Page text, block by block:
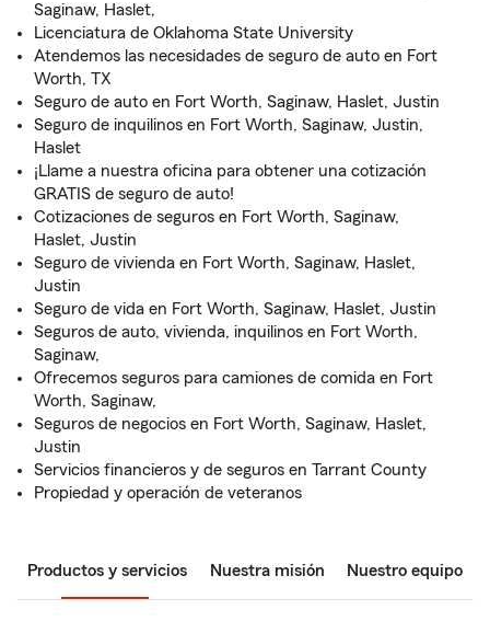
Saginaw, Haslet,
Licenciatura de Oklahoma State University
Atendemos las necesidades de seguro de auto en Fort
Worth, TX
Seguro de auto en Fort Worth, Saginaw, Haslet, Justin
Seguro de inquilinos en Fort Worth, Saginaw, Justin,
Haslet
¡Llame a nuestra oficina para obtener una cotización
GRATIS de seguro de auto!
Cotizaciones de seguros en Fort Worth, Saginaw,
Haslet, Justin
Seguro de vivienda en Fort Worth, Saginaw, Haslet,
Justin
Seguro de vida en Fort Worth, Saginaw, Haslet, Justin
Seguros de auto, vivienda, inquilinos en Fort Worth,
Saginaw,
Ofrecemos seguros para camiones de comida en Fort
Worth, Saginaw,
Seguros de negocios en Fort Worth, Saginaw, Haslet,
Justin
Servicios financieros y de seguros en Tarrant County
Propiedad y operación de veteranos
Productos y servicios Nuestra misión Nuestro equipo